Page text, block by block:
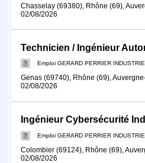
Chasselay (69380), Rhône (69),
02/08/2026
Technicien / Ingénieur
Emploi GERARD PERRIER INDUSTRIE
Genas (69740), Rhône (69),
02/08/2026
Ingénieur Cybersécurité
Emploi GERARD PERRIER INDUSTRIE
Colombier (69124), Rhône (69),
02/08/2026